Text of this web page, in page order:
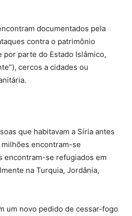
documentados pela
contra o patrimônio
parte do Estado Islâmico,
cercos a cidades ou
que habitavam a Síria antes
milhões encontram-se
encontram-se refugiados em
na Turquia, Jordânia,
um novo pedido de cessar-fogo